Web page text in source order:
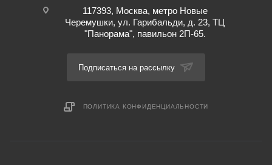
117393, Москва, метро Новые
Черемушки, ул. Гарибальди, д. 23, ТЦ
"Панорама", павильон 2П-65.
Подписаться на рассылку
ПОЛИТИКА КОНФИДЕНЦИАЛЬНОСТИ